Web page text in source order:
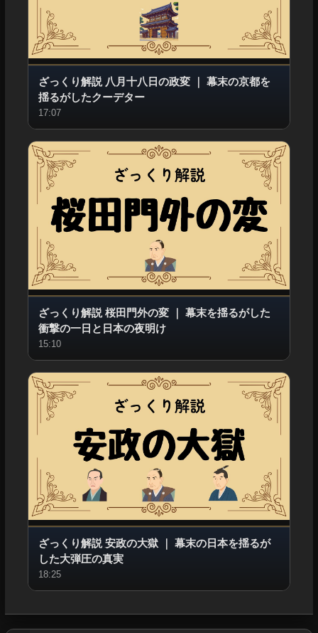
ざっくり解説 八月十八日の政変｜ 幕末の京都を
揺るがしたクーデター
17:07
ざっくり解説 桜田門外の変｜ 幕末を揺るがした
衝撃の一日と日本の夜明け
15:10
ざっくり解説 安政の大獄｜ 幕末の日本を揺るが
した大弾圧の真実
18:25